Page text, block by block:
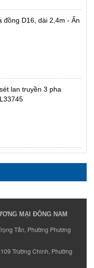
đồng D16, dài 2,4m - Ấn
lan truyền 3 pha
MẠI ĐÔNG NAM
Tấn, Phường Phương
Trường Chinh, Phường